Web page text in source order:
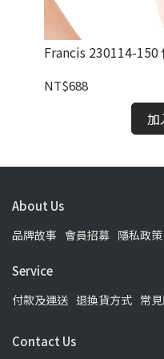
Francis 230114-150
NT$688
加
About Us
品牌故事 會員招募 隱私政策
Service
付款及運送 退換貨方式 常
Contact Us